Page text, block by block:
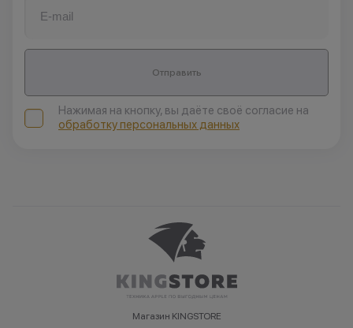
Отправить
Нажимая на кнопку, вы даёте своё согласие на
обработку персональных данных
Магазин KINGSTORE